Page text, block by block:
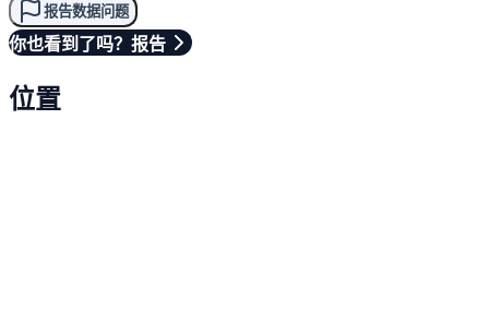
报告数据问题
你也看到了吗？报告
位置